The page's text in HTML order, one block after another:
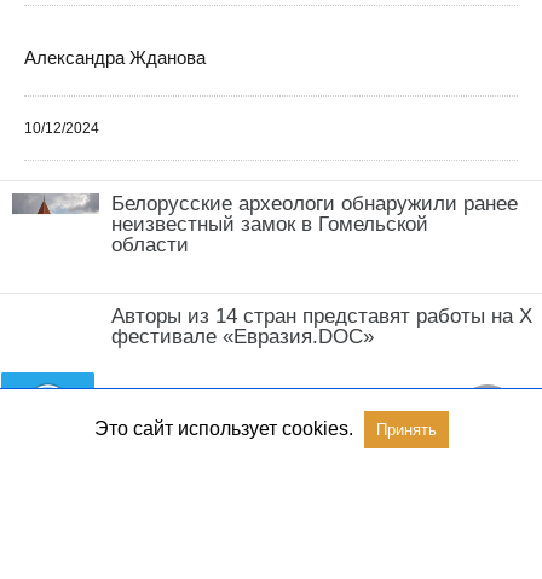
Александра Жданова
10/12/2024
Белорусские археологи обнаружили ранее
неизвестный замок в Гомельской
области
Авторы из 14 стран представят работы на X
фестивале «Евразия.DOC»
Это сайт использует cookies. Принять